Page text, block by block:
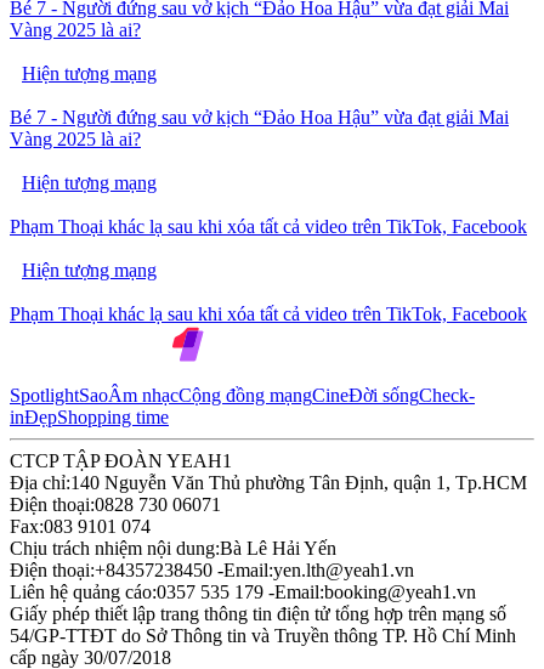
Bé 7 - Người đứng sau vở kịch “Đảo Hoa Hậu” vừa đạt giải Mai
Vàng 2025 là ai?
Hiện tượng mạng
Bé 7 - Người đứng sau vở kịch “Đảo Hoa Hậu” vừa đạt giải Mai
Vàng 2025 là ai?
Hiện tượng mạng
Phạm Thoại khác lạ sau khi xóa tất cả video trên TikTok, Facebook
Hiện tượng mạng
Phạm Thoại khác lạ sau khi xóa tất cả video trên TikTok, Facebook
SpotlightSaoÂm nhạcCộng đồng mạngCineĐời sốngCheck-
inĐẹpShopping time
CTCP TẬP ĐOÀN YEAH1
Địa chỉ:140 Nguyễn Văn Thủ phường Tân Định, quận 1, Tp.HCM
Điện thoại:0828 730 06071
Fax:083 9101 074
Chịu trách nhiệm nội dung:Bà Lê Hải Yến
Điện thoại:+84357238450 -Email:yen.lth@yeah1.vn
Liên hệ quảng cáo:0357 535 179 -Email:booking@yeah1.vn
Giấy phép thiết lập trang thông tin điện tử tổng hợp trên mạng số
54/GP-TTĐT do Sở Thông tin và Truyền thông TP. Hồ Chí Minh
cấp ngày 30/07/2018